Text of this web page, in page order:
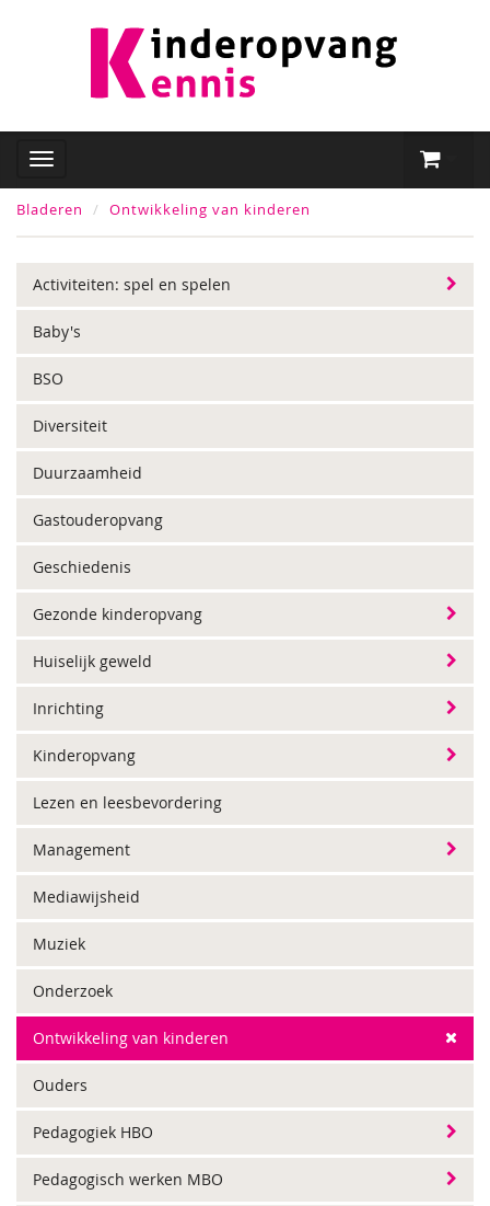
Bladeren Ontwikkeling van kinderen
Activiteiten: spel en spelen
Baby's
BSO
Diversiteit
Duurzaamheid
Gastouderopvang
Geschiedenis
Gezonde kinderopvang
Huiselijk geweld
Inrichting
Kinderopvang
Lezen en leesbevordering
Management
Mediawijsheid
Muziek
Onderzoek
Ontwikkeling van kinderen
Ouders
Pedagogiek HBO
Pedagogisch werken MBO